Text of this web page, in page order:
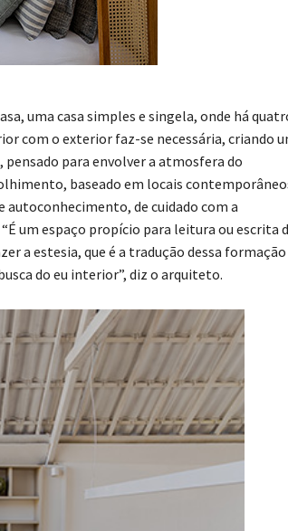
uma casa simples e singela, onde há
com o exterior faz-se necessária, criando
para envolver a atmosfera do
baseado em locais
autoconhecimento, de cuidado com a
um espaço propício para leitura ou escrita
a estesia, que é a tradução dessa formação
do eu interior”, diz o arquiteto.